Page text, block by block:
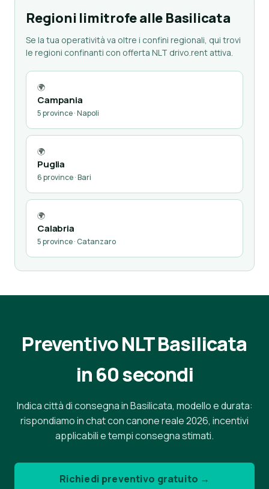
Regioni limitrofe alle Basilicata
Se la tua operatività va oltre i confini regionali, qui trovi
le regioni confinanti con offerta NLT drivo.rent attiva.
🌍
Campania
5 province · Napoli
🌍
Puglia
6 province · Bari
🌍
Calabria
5 province · Catanzaro
Preventivo NLT Basilicata
in 60 secondi
Indica città di consegna in Basilicata, modello e durata:
rispondiamo in chat con canone reale 2026, incentivi
applicabili e tempi consegna stimati.
Richiedi preventivo gratuito →